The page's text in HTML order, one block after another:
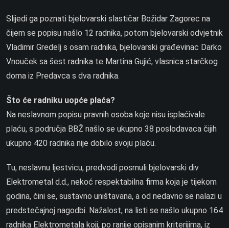
Slijedi ga poznati bjelovarski slastičar Božidar Zagorec na
čijem se popisu našlo 12 radnika, potom bjelovarski odvjetnik
Vladimir Gredelj s osam radnika, bjelovarski građevinac Darko
Vnouček sa šest radnika te Martina Gujić, vlasnica starčkog
doma iz Predavca s dva radnika.
Što će radniku uopće plaća?
Na neslavnom popisu pravnih osoba koje nisu isplaćivale
plaću, s područja BBŽ našlo se ukupno 38 poslodavaca čijih
ukupno 420 radnika nije dobilo svoju plaću.
Tu, neslavnu ljestvicu, predvodi posrnuli bjelovarski div
Elektrometal d.d., nekoć respektabilna firma koja je tijekom
godina, čini se, sustavno uništavana, a od nedavno se nalazi u
predstečajnoj nagodbi. Nažalost, na listi se našlo ukupno 164
radnika Elektrometala koji, po ranije opisanim kriterijima, iz